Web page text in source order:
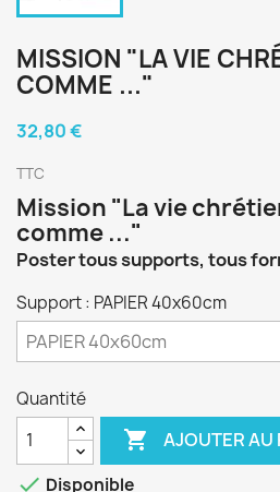
MISSION "LA VIE
COMME ..."
32,80 €
TTC
Mission "La vie
comme ..."
Poster tous supports, tous
Support : PAPIER 40x60cm
Quantité
 AJOUTER AU
 Disponible